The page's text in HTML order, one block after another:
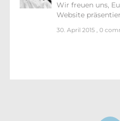
Wir freuen uns,
Website
30. April 2015 , 0